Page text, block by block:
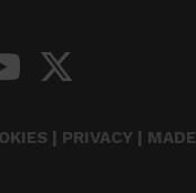
PRIVACY |